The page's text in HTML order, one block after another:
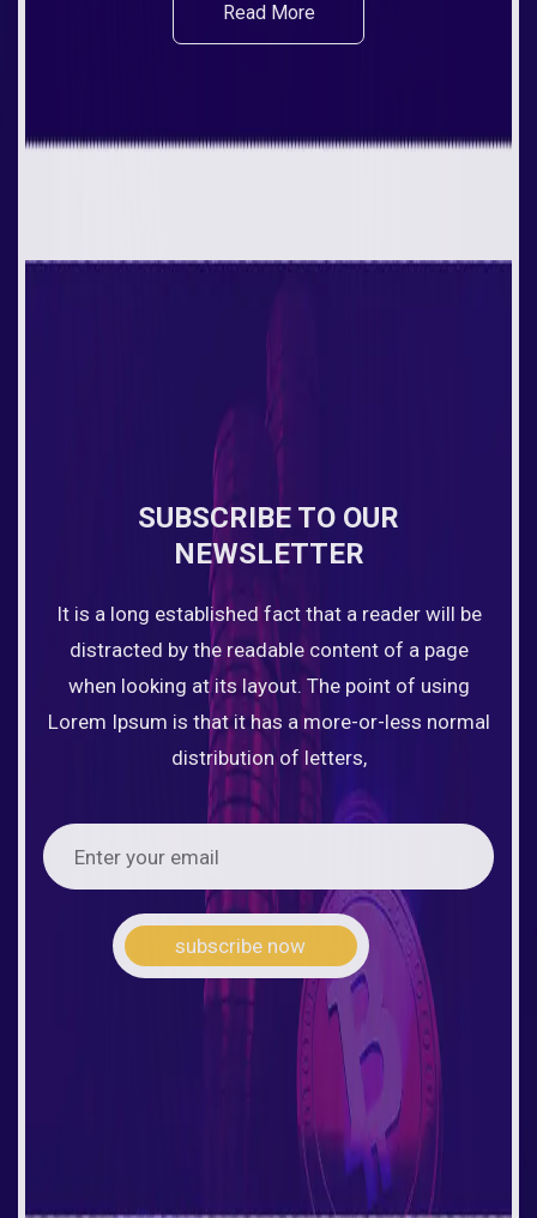
Read More
SUBSCRIBE TO OUR
NEWSLETTER
It is a long established fact that a reader will be
distracted by the readable content of a page
when looking at its layout. The point of using
Lorem Ipsum is that it has a more-or-less normal
distribution of letters,
subscribe now